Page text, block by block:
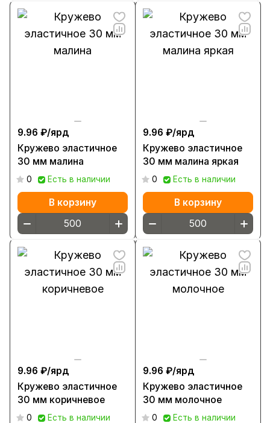
9.96 ₽/ярд
Кружево эластичное
30 мм малина
0 Есть в наличии
В корзину
9.96 ₽/ярд
Кружево эластичное
30 мм малина яркая
0 Есть в наличии
В корзину
9.96 ₽/ярд
Кружево эластичное
30 мм коричневое
0 Есть в наличии
9.96 ₽/ярд
Кружево эластичное
30 мм молочное
0 Есть в наличии